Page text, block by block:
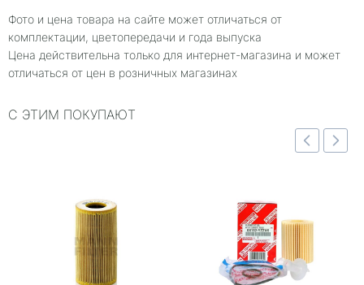
Фото и цена товара на сайте может отличаться от
комплектации, цветопередачи и года выпуска
Цена действительна только для интернет-магазина и может
отличаться от цен в розничных магазинах
С ЭТИМ ПОКУПАЮТ
Быстрый просмотр